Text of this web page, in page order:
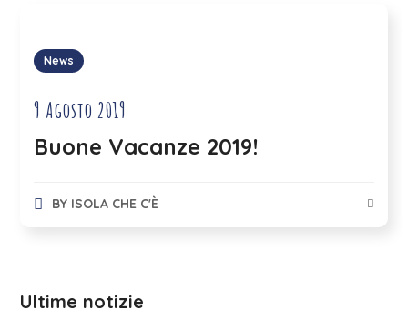
News
9 Agosto 2019
Buone Vacanze 2019!
BY ISOLA CHE C'È
Ultime notizie